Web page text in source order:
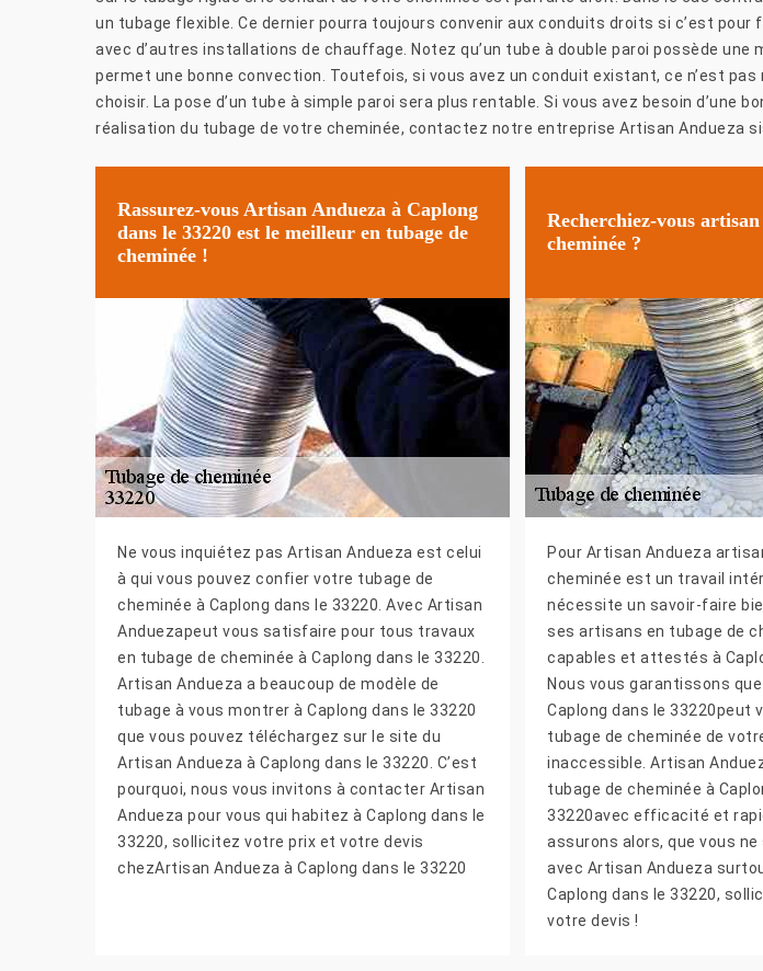
un tubage flexible. Ce dernier pourra toujours convenir aux conduits droits si c’est pour
avec d’autres installations de chauffage. Notez qu’un tube à double paroi possède une
permet une bonne convection. Toutefois, si vous avez un conduit existant, ce n’est pas
choisir. La pose d’un tube à simple paroi sera plus rentable. Si vous avez besoin d’une
réalisation du tubage de votre cheminée, contactez notre entreprise Artisan Andueza
Rassurez-vous Artisan Andueza à Caplong
dans le 33220 est le meilleur en tubage de
cheminée !
Ne vous inquiétez pas Artisan Andueza est celui
à qui vous pouvez confier votre tubage de
cheminée à Caplong dans le 33220. Avec Artisan
Anduezapeut vous satisfaire pour tous travaux
en tubage de cheminée à Caplong dans le 33220.
Artisan Andueza a beaucoup de modèle de
tubage à vous montrer à Caplong dans le 33220
que vous pouvez téléchargez sur le site du
Artisan Andueza à Caplong dans le 33220. C’est
pourquoi, nous vous invitons à contacter Artisan
Andueza pour vous qui habitez à Caplong dans le
33220, sollicitez votre prix et votre devis
chezArtisan Andueza à Caplong dans le 33220
Recherchiez-vous
cheminée ?
Pour Artisan Andueza
cheminée est un travail
nécessite un savoir-faire
ses artisans en tubage de
capables et attestés à
Nous vous garantissons
Caplong dans le 33220peut
tubage de cheminée de
inaccessible. Artisan
tubage de cheminée à
33220avec efficacité et
assurons alors, que vous
avec Artisan Andueza
Caplong dans le 33220,
votre devis !